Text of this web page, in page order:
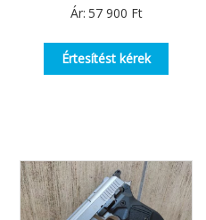
Ár: 57 900 Ft
Értesítést kérek